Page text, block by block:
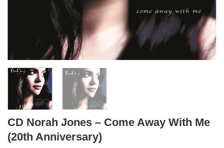
CD Norah Jones – Come Away With Me
(20th Anniversary)